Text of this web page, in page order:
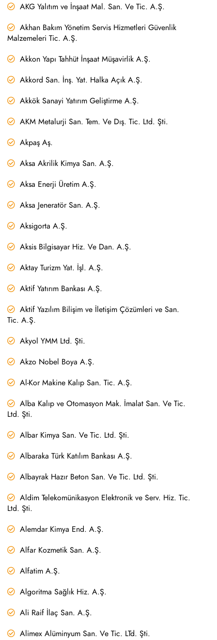
AKG Yalıtım ve İnşaat Mal. San. Ve Tic. A.Ş.
Akhan Bakım Yönetim Servis Hizmetleri Güvenlik
Malzemeleri Tic. A.Ş.
Akkon Yapı Tahhüt İnşaat Müşavirlik A.Ş.
Akkord San. İnş. Yat. Halka Açık A.Ş.
Akkök Sanayi Yatırım Geliştirme A.Ş.
AKM Metalurji San. Tem. Ve Dış. Tic. Ltd. Şti.
Akpaş Aş.
Aksa Akrilik Kimya San. A.Ş.
Aksa Enerji Üretim A.Ş.
Aksa Jeneratör San. A.Ş.
Aksigorta A.Ş.
Aksis Bilgisayar Hiz. Ve Dan. A.Ş.
Aktay Turizm Yat. İşl. A.Ş.
Aktif Yatırım Bankası A.Ş.
Aktif Yazılım Bilişim ve İletişim Çözümleri ve San.
Tic. A.Ş.
Akyol YMM Ltd. Şti.
Akzo Nobel Boya A.Ş.
Al-Kor Makine Kalıp San. Tic. A.Ş.
Alba Kalıp ve Otomasyon Mak. İmalat San. Ve Tic.
Ltd. Şti.
Albar Kimya San. Ve Tic. Ltd. Şti.
Albaraka Türk Katılım Bankası A.Ş.
Albayrak Hazır Beton San. Ve Tic. Ltd. Şti.
Aldim Telekomünikasyon Elektronik ve Serv. Hiz. Tic.
Ltd. Şti.
Alemdar Kimya End. A.Ş.
Alfar Kozmetik San. A.Ş.
Alfatim A.Ş.
Algoritma Sağlık Hiz. A.Ş.
Ali Raif İlaç San. A.Ş.
Alimex Alüminyum San. Ve Tic. LTd. Şti.